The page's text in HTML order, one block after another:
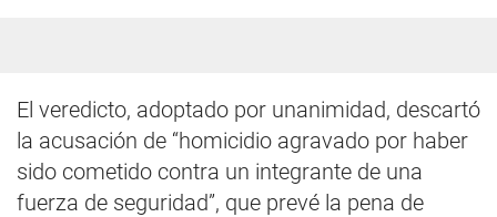
El veredicto, adoptado por unanimidad, descartó
la acusación de “homicidio agravado por haber
sido cometido contra un integrante de una
fuerza de seguridad”, que prevé la pena de